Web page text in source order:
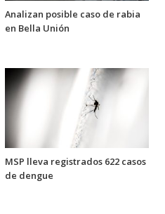
Analizan posible caso de rabia
en Bella Unión
MSP lleva registrados 622 casos
de dengue